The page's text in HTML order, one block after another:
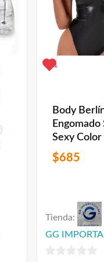
1
Body
Engomado
Sexy
Talles L Y
$685
Tienda:
GG